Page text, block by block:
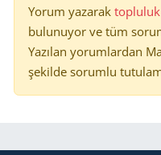
Yorum yazarak topluluk
bulunuyor ve tüm
Yazılan yorumlardan
şekilde sorumlu